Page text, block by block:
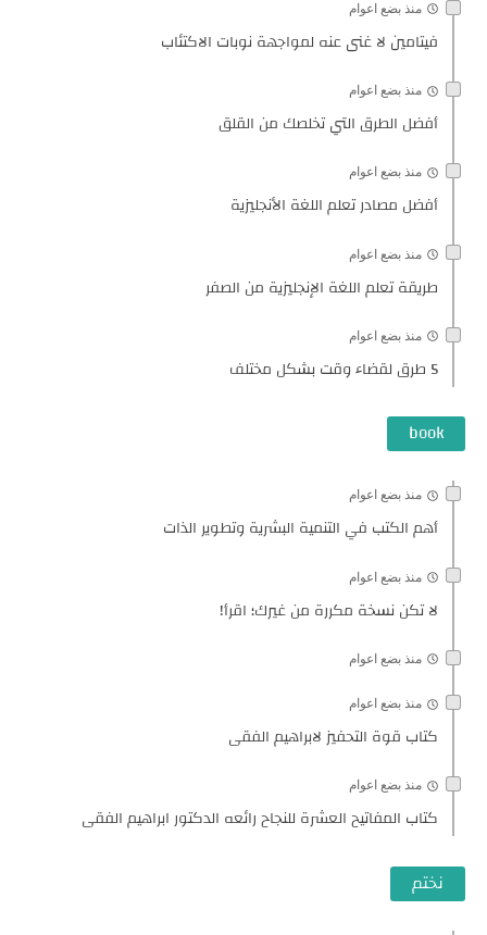
منذ بضع اعوام
فيتامين لا غنى عنه لمواجهة نوبات الاكتئاب
منذ بضع اعوام
أفضل الطرق التي تخلصك من القلق
منذ بضع اعوام
أفضل مصادر تعلم اللغة الأنجليزية
منذ بضع اعوام
طريقة تعلم اللغة الإنجليزية من الصفر
منذ بضع اعوام
5 طرق لقضاء وقت بشكل مختلف
book
منذ بضع اعوام
أهم الكتب في التنمية البشرية وتطوير الذات
منذ بضع اعوام
لا تكن نسخة مكررة من غيرك؛ اقرأ!
منذ بضع اعوام
منذ بضع اعوام
كتاب قوة التحفيز لابراهيم الفقى
منذ بضع اعوام
كتاب المفاتيح العشرة للنجاح رائعه الدكتور ابراهيم الفقى
نختم